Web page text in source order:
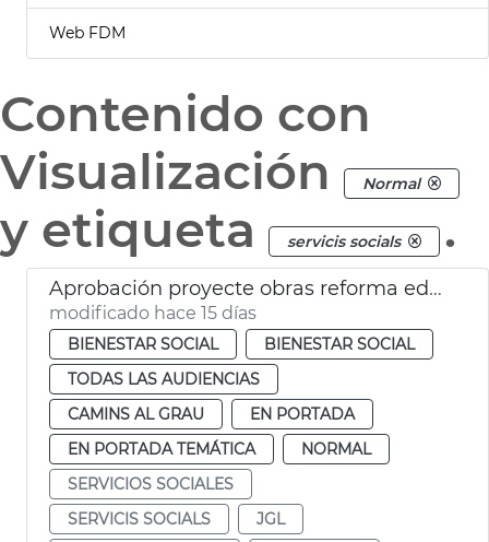
Web FDM
Contenido con
Visualización
Normal
y etiqueta servicis socials .
Aprobación proyecte obras reforma edificio municipal Trafalgar València
modificado hace 15 días
BIENESTAR SOCIAL
BIENESTAR SOCIAL
TODAS LAS AUDIENCIAS
CAMINS AL GRAU
EN PORTADA
EN PORTADA TEMÁTICA
NORMAL
SERVICIOS SOCIALES
SERVICIS SOCIALS
JGL